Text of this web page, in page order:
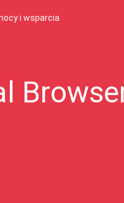
i wsparcia